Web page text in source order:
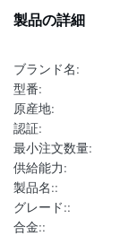
製品の詳細
ブランド名:
型番:
原産地:
認証:
最小注文数量:
供給能力:
製品名::
グレード::
合金::